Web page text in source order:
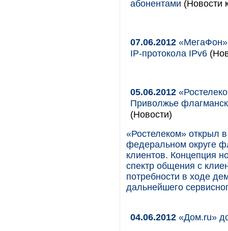
абонентами (Новости
07.06.2012 «МегаФон»
IP-протокола IPv6
05.06.2012
Приволжье
(Новости)
«Ростелеком» открыл
федеральном округе
клиентов. Концепция
спектр общения с
потребности в ходе
дальнейшего
04.06.2012 «Дом.ru»